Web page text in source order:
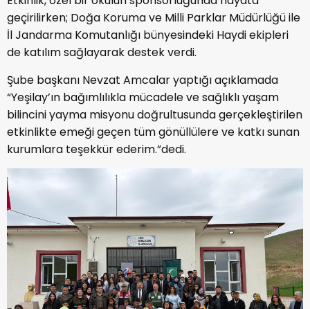
geçirilirken; Doğa Koruma ve Milli Parklar Müdürlüğü ile
İl Jandarma Komutanlığı bünyesindeki Haydi ekipleri
de katılım sağlayarak destek verdi.
Şube başkanı Nevzat Amcalar yaptığı açıklamada
“Yeşilay’ın bağımlılıkla mücadele ve sağlıklı yaşam
bilincini yayma misyonu doğrultusunda gerçekleştirilen
etkinlikte emeği geçen tüm gönüllülere ve katkı sunan
kurumlara teşekkür ederim.”dedi.